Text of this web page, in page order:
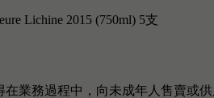
Lichine 2015 (750ml) 5支
業務過程中，向未成年人售賣或供